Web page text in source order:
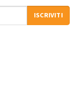
ISCRIVITI